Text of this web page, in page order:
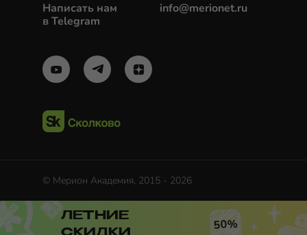
Написать нам
в Telegram
info@merionet.ru
© Мерион Академия, 2015 - 2026
ЛЕТНИЕ
50%